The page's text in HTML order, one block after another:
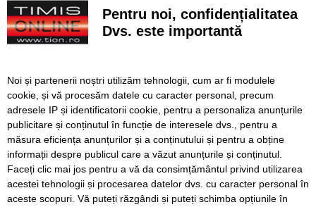
Politica de confidentialitate
Regulament postare și moderare comentarii
Timiș Online
ISSN 3008-2323
ISSN-L 3008-2323
Pentru noi, confidențialitatea
Dvs. este importantă
Noi și partenerii noștri utilizăm tehnologii, cum ar fi modulele
cookie, și vă procesăm datele cu caracter personal, precum
adresele IP și identificatorii cookie, pentru a personaliza anunțurile
publicitare și conținutul în funcție de interesele dvs., pentru a
măsura eficiența anunțurilor și a conținutului și pentru a obține
informații despre publicul care a văzut anunțurile și conținutul.
Faceți clic mai jos pentru a vă da consimțământul privind utilizarea
acestei tehnologii și procesarea datelor dvs. cu caracter personal în
aceste scopuri. Vă puteți răzgândi și puteți schimba opțiunile în